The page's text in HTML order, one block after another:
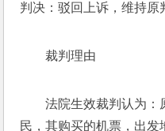
判决：驳回上诉，维持原
裁判理由
法院生效裁判认为：
民，其购买的机票，出